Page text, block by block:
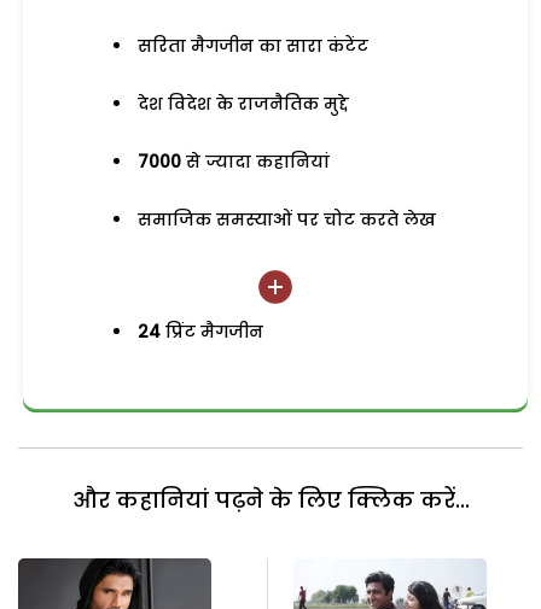
सरिता मैगजीन का सारा कंटेंट
देश विदेश के राजनैतिक मुद्दे
7000 से ज्यादा कहानियां
समाजिक समस्याओं पर चोट करते लेख
24 प्रिंट मैगजीन
और कहानियां पढ़ने के लिए क्लिक करें...